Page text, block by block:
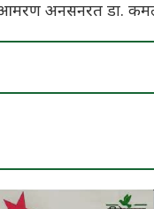
अनसनरत डा. कमल